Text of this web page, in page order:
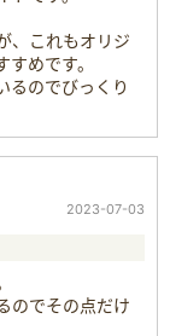
、これもオリジ
めです。
るのでびっくり
2023-07-03
のでその点だけ